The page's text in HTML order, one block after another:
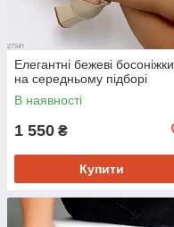
Елегантні бежеві босоніжки
на середньому підборі
В наявності
1 550 ₴
Купити